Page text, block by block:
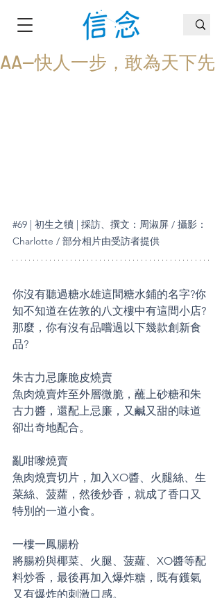
AA—快人一步，敢為天下先
#69 | 初生之犢 | 採訪、撰文：周淑屏 / 攝影：
Charlotte / 部分相片由受訪者提供
你沒有聽過糖水雄這間糖水鋪的名字?你
知不知道在佐敦的八文樓中有這間小店?
那麼，你有沒有品嚐過以下幾款創新食
品?
朱古力忌廉脆皮燒賣
魚肉燒賣炸至外層微脆，蘸上砂糖和朱
古力醬，還配上忌廉，又鹹又甜的味道
卻出奇地配合。
亂咁嚟燒賣
魚肉燒賣切片，加入XO醬、火腿絲、生
菜絲、菠蘿，然後炒香，就成了香口又
特別的一道小食。
一樓一鳳腸粉
將腸粉與椰菜、火腿、菠蘿、XO醬等配
料炒香，最後再加入爆炸糖，既有鑊氣
又有爆炸的刺激口感。